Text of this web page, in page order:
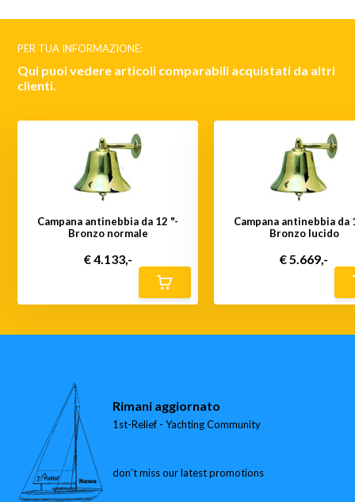
PER TUA INFORMAZIONE:
Qui puoi vedere articoli comparabili acquistati da altri
clienti.
Campana antinebbia da 12 "-
Bronzo normale
€ 4.133,-
Campana antinebbia da
Bronzo lucido
€ 5.669,-
Rimani aggiornato
1st-Relief - Yachting Community
don’t miss our latest promotions